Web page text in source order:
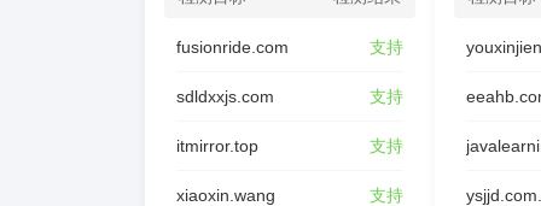
fusionride.com 支持
sdldxxjs.com 支持
itmirror.top 支持
xiaoxin.wang 支持